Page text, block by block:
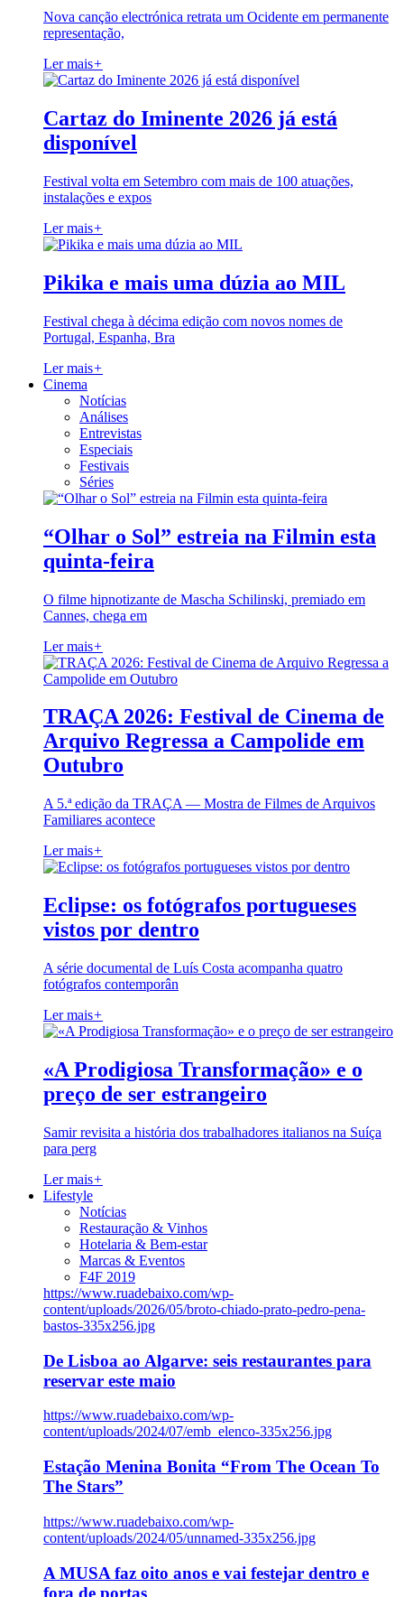
Nova canção electrónica retrata um Ocidente em permanente
representação,
Ler mais+
Cartaz do Iminente 2026 já está
disponível
Festival volta em Setembro com mais de 100 atuações,
instalações e expos
Ler mais+
Pikika e mais uma dúzia ao MIL
Festival chega à décima edição com novos nomes de
Portugal, Espanha, Bra
Ler mais+
Cinema
Notícias
Análises
Entrevistas
Especiais
Festivais
Séries
“Olhar o Sol” estreia na Filmin esta
quinta-feira
O filme hipnotizante de Mascha Schilinski, premiado em
Cannes, chega em
Ler mais+
TRAÇA 2026: Festival de Cinema de
Arquivo Regressa a Campolide em
Outubro
A 5.ª edição da TRAÇA — Mostra de Filmes de Arquivos
Familiares acontece
Ler mais+
Eclipse: os fotógrafos portugueses
vistos por dentro
A série documental de Luís Costa acompanha quatro
fotógrafos contemporân
Ler mais+
«A Prodigiosa Transformação» e o
preço de ser estrangeiro
Samir revisita a história dos trabalhadores italianos na Suíça
para perg
Ler mais+
Lifestyle
Notícias
Restauração & Vinhos
Hotelaria & Bem-estar
Marcas & Eventos
F4F 2019
https://www.ruadebaixo.com/wp-
content/uploads/2026/05/broto-chiado-prato-pedro-pena-
bastos-335x256.jpg
De Lisboa ao Algarve: seis restaurantes para
reservar este maio
https://www.ruadebaixo.com/wp-
content/uploads/2024/07/emb_elenco-335x256.jpg
Estação Menina Bonita “From The Ocean To
The Stars”
https://www.ruadebaixo.com/wp-
content/uploads/2024/05/unnamed-335x256.jpg
A MUSA faz oito anos e vai festejar dentro e
fora de portas